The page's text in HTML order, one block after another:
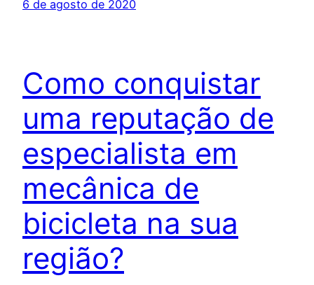
6 de agosto de 2020
Como conquistar
uma reputação de
especialista em
mecânica de
bicicleta na sua
região?